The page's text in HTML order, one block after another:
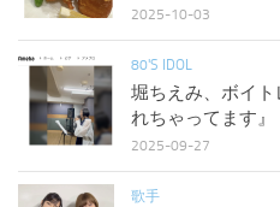
2025-10-03
80'S IDOL
堀ちえみ、ボイ
れちゃってます』
2025-09-27
歌手